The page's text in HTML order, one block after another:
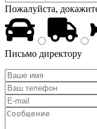
Пожалуйста,
Письмо директору